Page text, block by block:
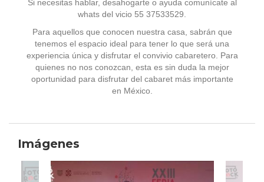
Si necesitas hablar, desahogarte o ayuda comunícate al
whats del vicio 55 37533529.
Para aquellos que conocen nuestra casa, sabrán que
tenemos el espacio ideal para tener lo que será una
experiencia única y disfrutar el convivio cabaretero. Para
quienes no nos conozcan, esta es sin duda la mejor
oportunidad para disfrutar del cabaret más importante
en México.
Imágenes